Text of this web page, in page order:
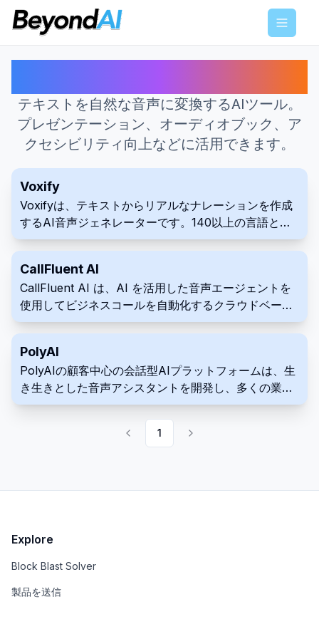
Menu
テキストを自然な音声に変換するAIツール。
プレゼンテーション、オーディオブック、ア
クセシビリティ向上などに活用できます。
Voxify
Voxifyは、テキストからリアルなナレーションを作成
するAI音声ジェネレーターです。140以上の言語とア
クセントに対応し、感情表現や速度をカスタマイズで
テンツ制作にVoxifyをご利用ください。
CallFluent AI
CallFluent AI は、AI を活用した音声エージェントを
使用してビジネスコールを自動化するクラウドベース
のプラットフォームです。リアルで人間のような音声
のプラットフォームと統合されています。
PolyAI
PolyAIの顧客中心の会話型AIプラットフォームは、生
き生きとした音声アシスタントを開発し、多くの業界
の企業に卓越したカスタマーサービスを提供します。
1
Explore
Block Blast Solver
製品を送信